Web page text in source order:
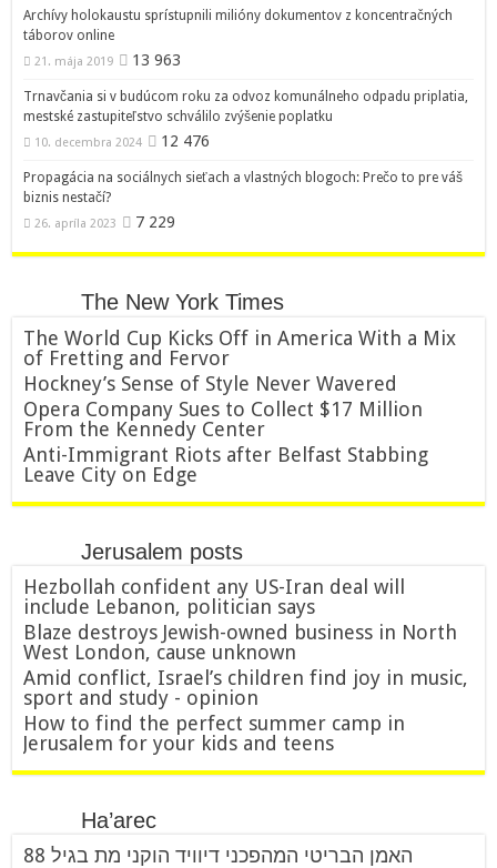
Archívy holokaustu sprístupnili milióny dokumentov z koncentračných
táborov online
21. mája 2019 13 963
Trnavčania si v budúcom roku za odvoz komunálneho odpadu priplatia,
mestské zastupiteľstvo schválilo zvýšenie poplatku
10. decembra 2024 12 476
Propagácia na sociálnych sieťach a vlastných blogoch: Prečo to pre váš
biznis nestačí?
26. apríla 2023 7 229
The New York Times
The World Cup Kicks Off in America With a Mix
of Fretting and Fervor
Hockney’s Sense of Style Never Wavered
Opera Company Sues to Collect $17 Million
From the Kennedy Center
Anti-Immigrant Riots after Belfast Stabbing
Leave City on Edge
Jerusalem posts
Hezbollah confident any US-Iran deal will
include Lebanon, politician says
Blaze destroys Jewish-owned business in North
West London, cause unknown
Amid conflict, Israel’s children find joy in music,
sport and study - opinion
How to find the perfect summer camp in
Jerusalem for your kids and teens
Ha’arec
האמן הבריטי המהפכני דיוויד הוקני מת בגיל 88